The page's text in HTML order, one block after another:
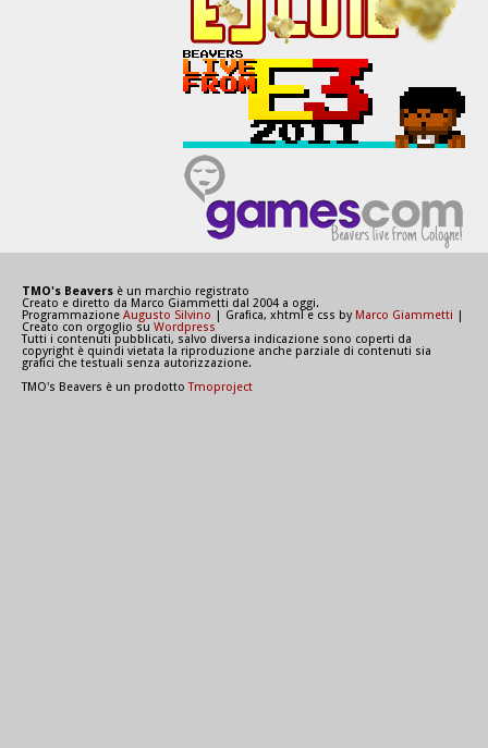
TMO's Beavers è un marchio registrato
Creato e diretto da Marco Giammetti dal 2004 a oggi.
Programmazione Augusto Silvino | Grafica, xhtml e css byMarco Giammetti
Creato con orgoglio su Wordpress
Tutti i contenuti pubblicati, salvo diversa indicazione sono coperti da
copyright è quindi vietata la riproduzione anche parziale di contenuti sia
grafici che testuali senza autorizzazione.
TMO's Beavers è un prodottoTmoproject